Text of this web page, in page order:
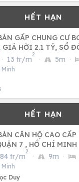
GẤP CHUNG CƯ
HỜI 2.1 TỶ, SỔ
· 13 tr/m
2
· 5m ·
CĂN HỘ CAO CẤP
7 , HỒ CHÍ MINH
84 tr/m
2
· 9m ·
Duy